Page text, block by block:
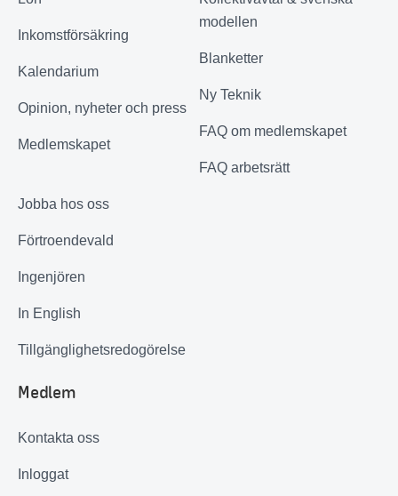
Inkomstförsäkring
Kalendarium
Opinion, nyheter och press
Medlemskapet
modellen
Blanketter
Ny Teknik
FAQ om medlemskapet
FAQ arbetsrätt
Jobba hos oss
Förtroendevald
Ingenjören
In English
Tillgänglighetsredogörelse
Medlem
Kontakta oss
Inloggat